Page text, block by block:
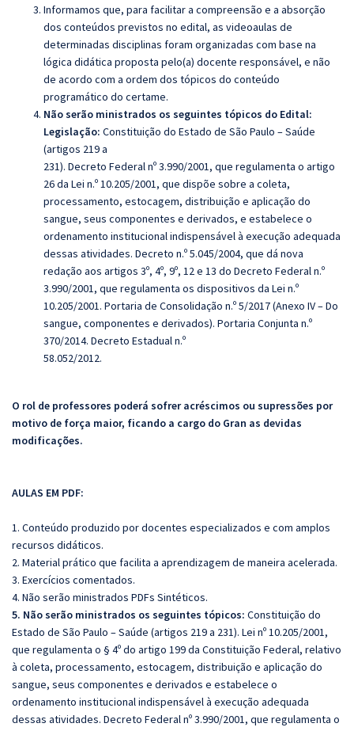
Informamos que, para facilitar a compreensão e a absorção
dos conteúdos previstos no edital, as videoaulas de
determinadas disciplinas foram organizadas com base na
lógica didática proposta pelo(a) docente responsável, e não
de acordo com a ordem dos tópicos do conteúdo
programático do certame.
Não serão ministrados os seguintes tópicos do Edital:
Legislação: Constituição do Estado de São Paulo – Saúde
(artigos 219 a
231). Decreto Federal nº 3.990/2001, que regulamenta o artigo
26 da Lei n.º 10.205/2001, que dispõe sobre a coleta,
processamento, estocagem, distribuição e aplicação do
sangue, seus componentes e derivados, e estabelece o
ordenamento institucional indispensável à execução adequada
dessas atividades. Decreto n.º 5.045/2004, que dá nova
redação aos artigos 3º, 4º, 9º, 12 e 13 do Decreto Federal n.º
3.990/2001, que regulamenta os dispositivos da Lei n.º
10.205/2001. Portaria de Consolidação n.º 5/2017 (Anexo IV – Do
sangue, componentes e derivados). Portaria Conjunta n.º
370/2014. Decreto Estadual n.º
58.052/2012.
O rol de professores poderá sofrer acréscimos ou supressões por
motivo de força maior, ficando a cargo do Gran as devidas
modificações.
AULAS EM PDF:
1. Conteúdo produzido por docentes especializados e com amplos
recursos didáticos.
2. Material prático que facilita a aprendizagem de maneira acelerada.
3. Exercícios comentados.
4. Não serão ministrados PDFs Sintéticos.
5. Não serão ministrados os seguintes tópicos: Constituição do
Estado de São Paulo – Saúde (artigos 219 a 231). Lei nº 10.205/2001,
que regulamenta o § 4º do artigo 199 da Constituição Federal, relativo
à coleta, processamento, estocagem, distribuição e aplicação do
sangue, seus componentes e derivados e estabelece o
ordenamento institucional indispensável à execução adequada
dessas atividades. Decreto Federal nº 3.990/2001, que regulamenta o